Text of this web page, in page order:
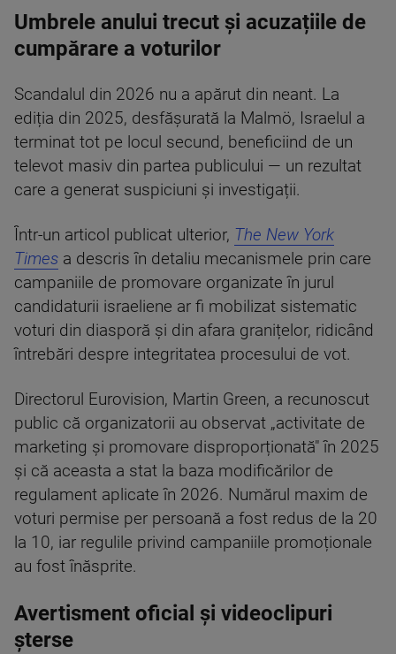
Umbrele anului trecut și acuzațiile de
cumpărare a voturilor
Scandalul din 2026 nu a apărut din neant. La
ediția din 2025, desfășurată la Malmö, Israelul a
terminat tot pe locul secund, beneficiind de un
televot masiv din partea publicului — un rezultat
care a generat suspiciuni și investigații.
Într-un articol publicat ulterior, The New York
Times a descris în detaliu mecanismele prin care
campaniile de promovare organizate în jurul
candidaturii israeliene ar fi mobilizat sistematic
voturi din diasporă și din afara granițelor, ridicând
întrebări despre integritatea procesului de vot.
Directorul Eurovision, Martin Green, a recunoscut
public că organizatorii au observat „activitate de
marketing și promovare disproporționată" în 2025
și că aceasta a stat la baza modificărilor de
regulament aplicate în 2026. Numărul maxim de
voturi permise per persoană a fost redus de la 20
la 10, iar regulile privind campaniile promoționale
au fost înăsprite.
Avertisment oficial și videoclipuri
șterse